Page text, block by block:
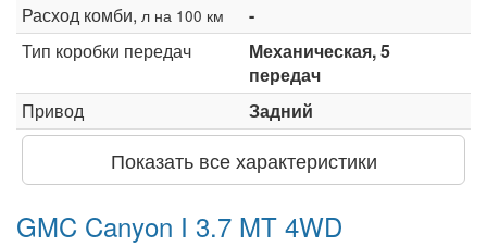
Расход комби, л на 100 км
-
Тип коробки передач
Механическая, 5
передач
Привод
Задний
Показать все характеристики
GMC Canyon I 3.7 MT 4WD